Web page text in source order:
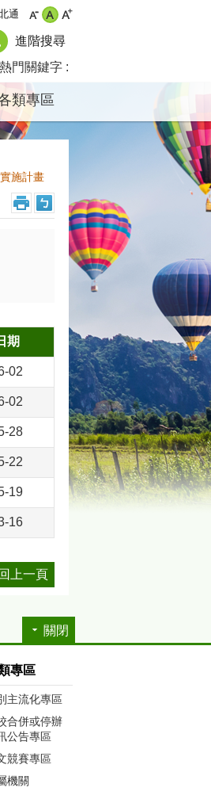
通
進階搜尋
熱門關鍵字
類專區
施計畫
期
02
02
28
22
19
16
回上一頁
關閉
專區
主流化專區
合併或停辦
公告專區
競賽專區
機關